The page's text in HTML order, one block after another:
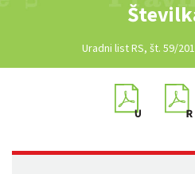
Uradni list RS, št. 59/